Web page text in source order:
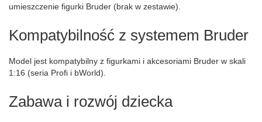
umieszczenie figurki Bruder (brak w zestawie).
Kompatybilność z systemem Bruder
Model jest kompatybilny z figurkami i akcesoriami Bruder w skali
1:16 (seria Profi i bWorld).
Zabawa i rozwój dziecka